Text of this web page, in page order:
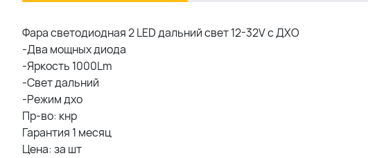
Фара светодиодная 2 LED дальний свет 12-32V с ДХО
-Два мощных диода
-Яркость 1000Lm
-Свет дальний
-Режим дхо
Пр-во: кнр
Гарантия 1 месяц
Цена: за шт